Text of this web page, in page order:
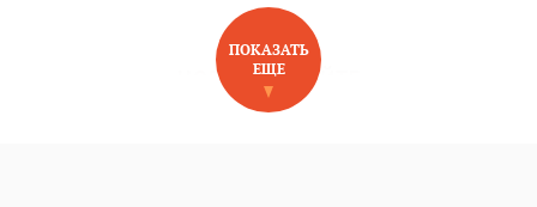
НОВОЕ НА САЙТЕ
ПОКАЗАТЬ
ЕЩЕ